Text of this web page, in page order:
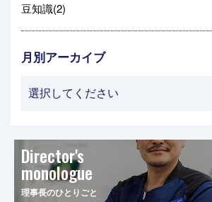
豆知識(2)
月別アーカイブ
Director's
monologue
理事長のひとりごと